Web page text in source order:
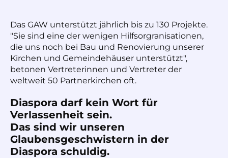
Das GAW unterstützt jährlich bis zu 130 Projekte.
"Sie sind eine der wenigen Hilfsorgranisationen,
die uns noch bei Bau und Renovierung unserer
Kirchen und Gemeindehäuser unterstützt",
betonen Vertreterinnen und Vertreter der
weltweit 50 Partnerkirchen oft.
Diaspora darf kein Wort für
Verlassenheit sein.
Das sind wir unseren
Glaubensgeschwistern in der
Diaspora schuldig.